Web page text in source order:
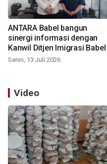
ANTARA Babel bangun
sinergi informasi dengan
Kanwil Ditjen Imigrasi Babel
Senin, 13 Juli 2026
Video